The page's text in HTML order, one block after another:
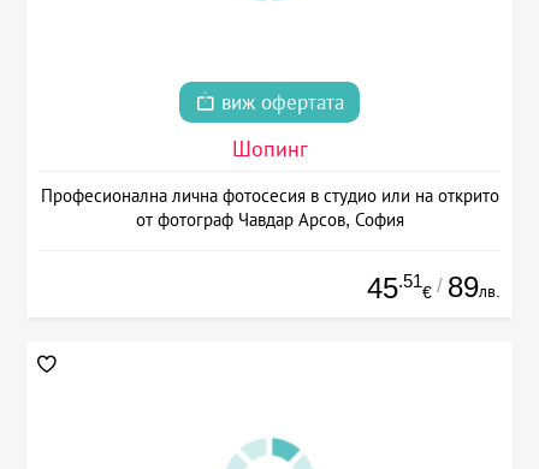
виж офертата
Шопинг
Професионална лична фотосесия в студио или на открито
от фотограф Чавдар Арсов, София
45.51
€ / 89лв.